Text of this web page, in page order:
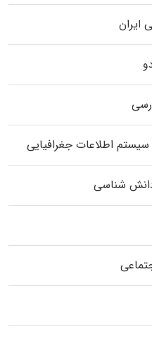
ایران
اطلاعات جغرافیایی
شناسی